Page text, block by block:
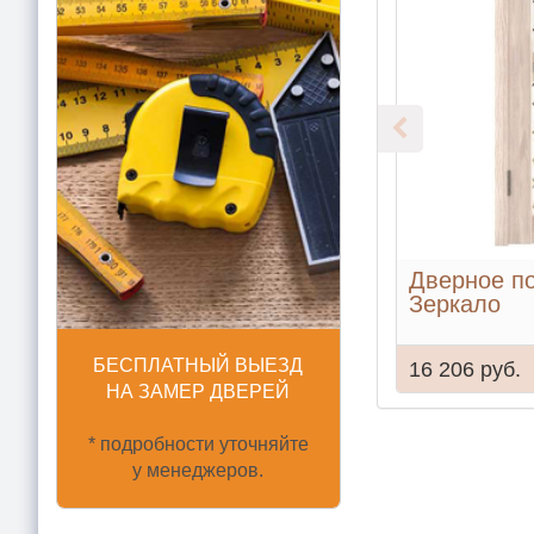
БЕСПЛАТНЫЙ ВЫЕЗД
НА ЗАМЕР ДВЕРЕЙ
* подробности уточняйте
у менеджеров.
Дверное
Зеркало
16 206 руб.